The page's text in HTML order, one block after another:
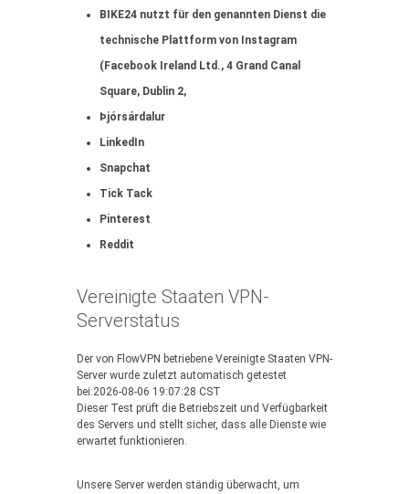
BIKE24 nutzt für den genannten Dienst die
technische Plattform von Instagram
(Facebook Ireland Ltd., 4 Grand Canal
Square, Dublin 2,
Þjórsárdalur
LinkedIn
Snapchat
Tick Tack
Pinterest
Reddit
Vereinigte Staaten VPN-
Serverstatus
Der von FlowVPN betriebene Vereinigte Staaten VPN-
Server wurde zuletzt automatisch getestet
bei:2026-08-06 19:07:28 CST
Dieser Test prüft die Betriebszeit und Verfügbarkeit
des Servers und stellt sicher, dass alle Dienste wie
erwartet funktionieren.
Unsere Server werden ständig überwacht, um